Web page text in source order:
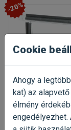
-20%
Cookie
Ahogy a
kat) az
élmény
engedélyezhet.